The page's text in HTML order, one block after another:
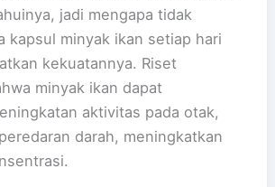
jadi mengapa tidak
kapsul minyak ikan setiap hari
kekuatannya. Riset
minyak ikan dapat
aktivitas pada otak,
darah, meningkatkan